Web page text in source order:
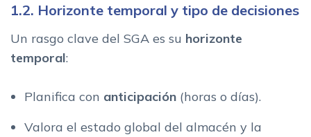
1.2. Horizonte temporal y tipo de decisiones
Un rasgo clave del SGA es su horizonte
temporal:
Planifica con anticipación (horas o días).
Valora el estado global del almacén y la